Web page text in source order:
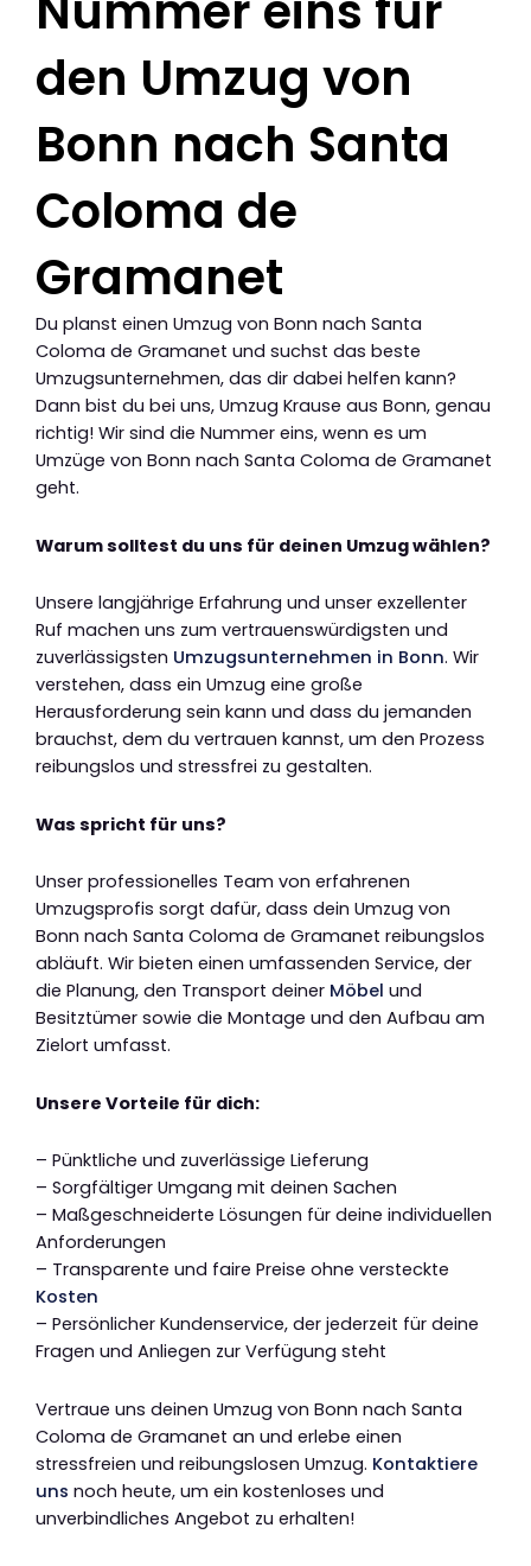
den Umzug von
Bonn nach Santa
Coloma de
Gramanet
Du planst einen Umzug von Bonn nach Santa
Coloma de Gramanet und suchst das beste
Umzugsunternehmen, das dir dabei helfen kann?
Dann bist du bei uns, Umzug Krause aus Bonn, genau
richtig! Wir sind die Nummer eins, wenn es um
Umzüge von Bonn nach Santa Coloma de Gramanet
geht.
Warum solltest du uns für deinen Umzug wählen?
Unsere langjährige Erfahrung und unser exzellenter
Ruf machen uns zum vertrauenswürdigsten und
zuverlässigsten Umzugsunternehmen in Bonn. Wir
verstehen, dass ein Umzug eine große
Herausforderung sein kann und dass du jemanden
brauchst, dem du vertrauen kannst, um den Prozess
reibungslos und stressfrei zu gestalten.
Was spricht für uns?
Unser professionelles Team von erfahrenen
Umzugsprofis sorgt dafür, dass dein Umzug von
Bonn nach Santa Coloma de Gramanet reibungslos
abläuft. Wir bieten einen umfassenden Service, der
die Planung, den Transport deiner Möbel und
Besitztümer sowie die Montage und den Aufbau am
Zielort umfasst.
Unsere Vorteile für dich:
– Pünktliche und zuverlässige Lieferung
– Sorgfältiger Umgang mit deinen Sachen
– Maßgeschneiderte Lösungen für deine individuellen
Anforderungen
– Transparente und faire Preise ohne versteckte
Kosten
– Persönlicher Kundenservice, der jederzeit für deine
Fragen und Anliegen zur Verfügung steht
Vertraue uns deinen Umzug von Bonn nach Santa
Coloma de Gramanet an und erlebe einen
stressfreien und reibungslosen Umzug. Kontaktiere
uns noch heute, um ein kostenloses und
unverbindliches Angebot zu erhalten!